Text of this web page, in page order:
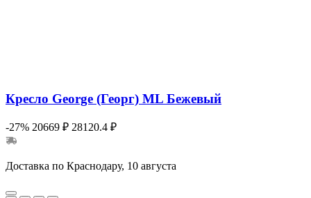
Кресло George (Георг) ML Бежевый
-27% 20669 ₽ 28120.4 ₽
Доставка по Краснодару, 10 августа